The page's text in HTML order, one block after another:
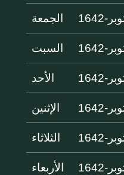
الجمعة
السبت
الأحد
الإثنين
الثلاثاء
الأربعاء